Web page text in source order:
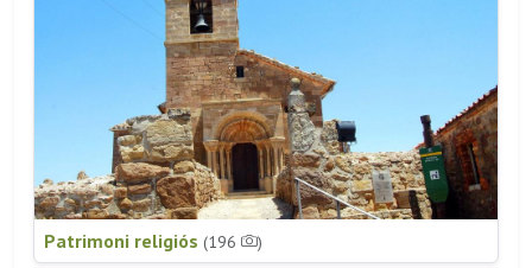
Patrimoni religiós (196 )